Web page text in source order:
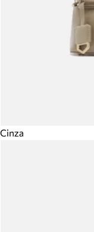
Cinza